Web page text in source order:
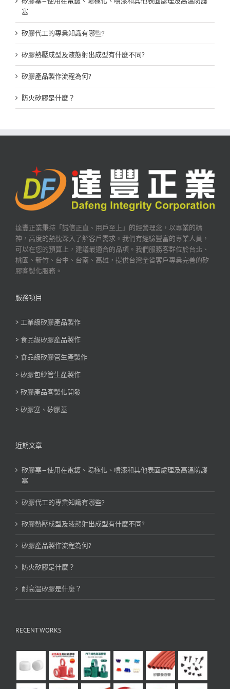
塞
矽膠代工的專業知識有哪些?
矽膠熱壓成型及液態射出成型有什麼不同?
矽膠產品製作流程為何?
防火矽膠是什麼？
達豐正業秉持「誠信正直、用戶至上」的經營理念，以專業的精
神，高度的熱忱深入了解客戶需求。我們有經驗豐富的專業人員，
可以在您的預算上，建議最適合的品項。我們服務客群位於台北、
桃園、新竹、台中、台南、高雄，提供台灣全省客戶專業完善的矽
膠客製化服務。
服務項目
> 工業級矽膠產品製作
> 食品級矽膠產品製作
> 食品級矽膠管生產製作
> 矽膠包紗管生產製作
> 矽膠產品客製化開發
> 矽膠塞、矽膠蓋
近期文章
矽膠塞—使用在電鍍、陽極化、噴漆和其他表面處理及高溫防護
塞
矽膠代工的專業知識有哪些?
矽膠熱壓成型及液態射出成型有什麼不同?
矽膠產品製作流程為何?
防火矽膠是什麼？
耐高溫矽膠是什麼？
RECENT WORKS